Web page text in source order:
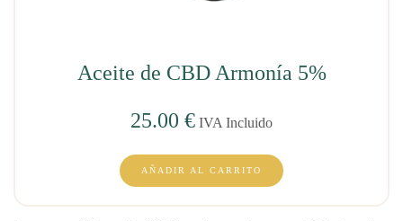
Aceite de CBD Armonía 5%
25.00 € IVA Incluido
AÑADIR AL CARRITO